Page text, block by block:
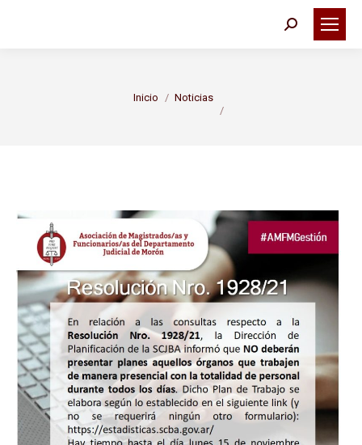
Buscar:
Estás aquí:
Inicio Noticias